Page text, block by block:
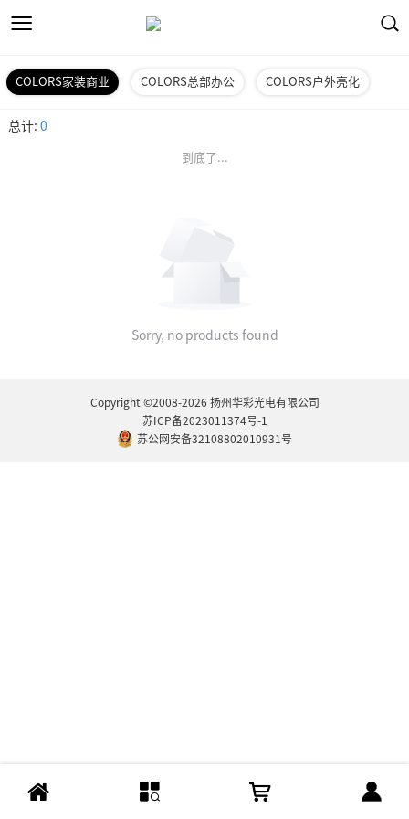
COLORS家装商业 COLORS总部办公 COLORS户外亮化
总计: 0
到底了...
Sorry, no products found
Copyright ©2008-2026 扬州华彩光电有限公司
苏ICP备2023011374号-1
苏公网安备32108802010931号